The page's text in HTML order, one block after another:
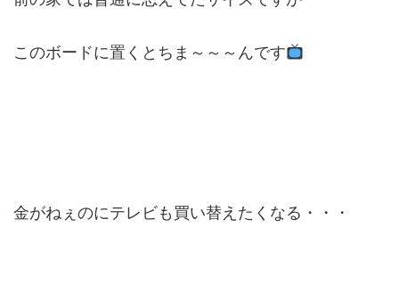
このボードに置くとちま～～～んです
金がねぇのにテレビも買い替えたくなる・・・